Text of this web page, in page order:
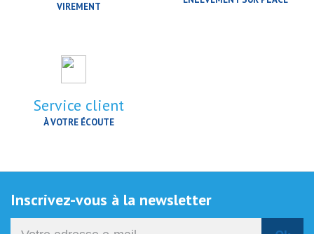
VIREMENT
Service client
À VOTRE ÉCOUTE
Inscrivez-vous à la newsletter